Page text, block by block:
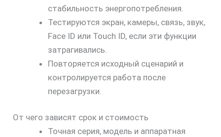
стабильность энергопотребления.
Тестируются экран, камеры, связь, звук,
Face ID или Touch ID, если эти функции
затрагивались.
Повторяется исходный сценарий и
контролируется работа после
перезагрузки.
От чего зависят срок и стоимость
Точная серия, модель и аппаратная